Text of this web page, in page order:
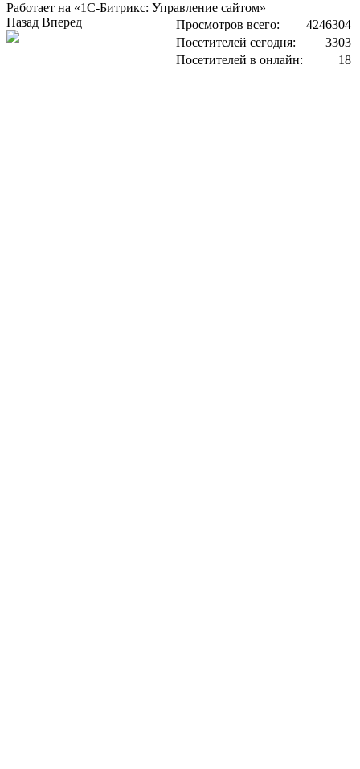
Работает на «1С-Битрикс: Управление сайтом»
Просмотров всего:
4246304
Посетителей сегодня:
3303
Посетителей в онлайн:
18
Назад Вперед